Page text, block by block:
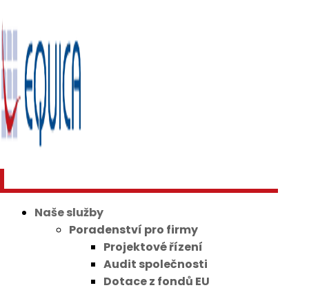
Naše služby
Poradenství pro firmy
Projektové řízení
Audit společnosti
Dotace z fondů EU